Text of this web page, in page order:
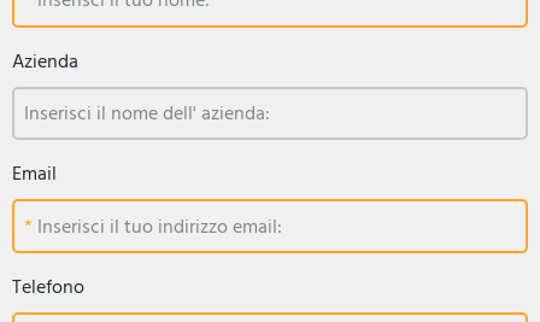
Azienda
Inserisci il nome dell' azienda:
Email
Inserisci il tuo indirizzo email:
Telefono